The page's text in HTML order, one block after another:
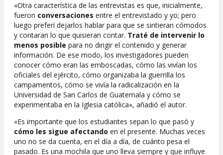
«Otra característica de las entrevistas es que, inicialmente,
fueron conversaciones entre el entrevistado y yo; pero
luego preferí dejarlos hablar para que se sintieran cómodos
y contaran lo que quisieran contar. Traté de intervenir lo
menos posible para no dirigir el contenido y generar
información. De ese modo, los investigadores pueden
conocer cómo eran las emboscadas, cómo las vivían los
oficiales del ejército, cómo organizaba la guerrilla los
campamentos, cómo se vivía la radicalización en la
Universidad de San Carlos de Guatemala y cómo se
experimentaba en la Iglesia católica», añadió el autor.
«Es importante que los estudiantes sepan lo que pasó y
cómo les sigue afectando en el presente. Muchas veces
uno no se da cuenta, en el día a día, de cuánto pesa el
pasado. Es una mochila que uno lleva siempre y que influye